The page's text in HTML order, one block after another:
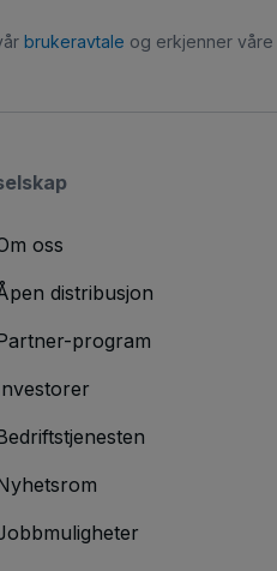
brukeravtale og erkjenner våre
oss
distribusjon
program